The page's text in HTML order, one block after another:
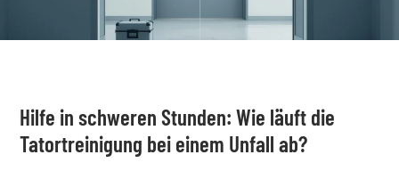
Hilfe in schweren Stunden: Wie läuft die
Tatortreinigung bei einem Unfall ab?